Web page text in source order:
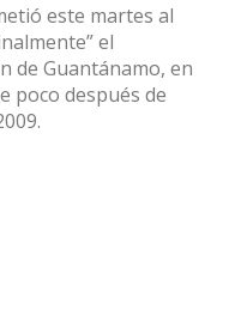
este martes al
el
de Guantánamo, en
poco después de